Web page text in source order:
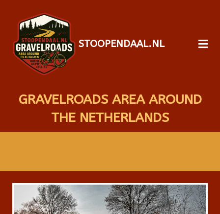
STOOPENDAAL.NL
GRAVELROADS AREA AROUND
THE NETHERLANDS